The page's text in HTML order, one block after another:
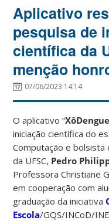
Aplicativo
pesquisa de
científica da
menção
07/06/2023 14:14
O aplicativo “
iniciação científica do
Computação e bolsista
da UFSC, Pedro
Professora Christiane
em cooperação com
graduação da iniciativa
Escola/GQS/INCoD/